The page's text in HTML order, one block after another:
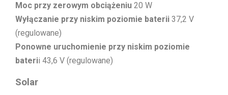
Moc przy zerowym obciążeniu 20 W
Wyłączanie przy niskim poziomie baterii 37,2 V
(regulowane)
Ponowne uruchomienie przy niskim poziomie
baterii 43,6 V (regulowane)
Solar